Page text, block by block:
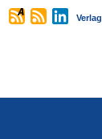
Verlag